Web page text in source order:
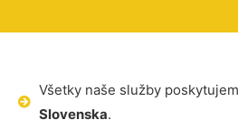
Všetky naše služby
Slovenska.